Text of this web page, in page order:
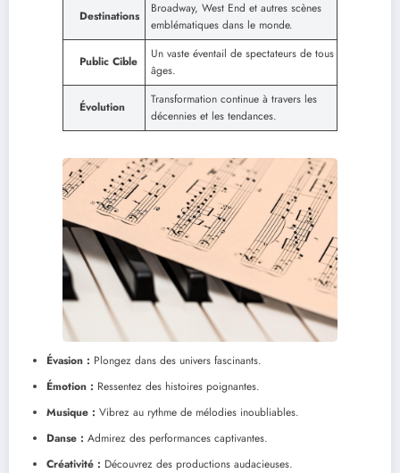
Destinations
Broadway, West End et autres scènes
emblématiques dans le monde.
Public Cible
Un vaste éventail de spectateurs de tous
âges.
Évolution
Transformation continue à travers les
décennies et les tendances.
Évasion : Plongez dans des univers fascinants.
Émotion : Ressentez des histoires poignantes.
Musique : Vibrez au rythme de mélodies inoubliables.
Danse : Admirez des performances captivantes.
Créativité : Découvrez des productions audacieuses.